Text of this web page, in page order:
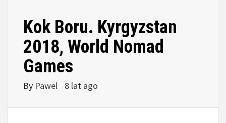
Kok Boru. Kyrgyzstan
2018, World Nomad
Games
By Pawel 8 lat ago